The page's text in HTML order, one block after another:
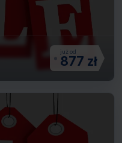
877 zł